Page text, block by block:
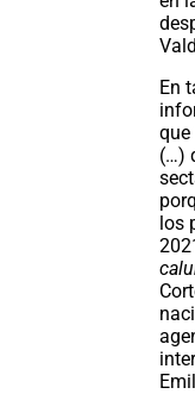
En
(…)
los